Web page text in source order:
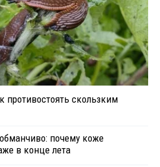
противостоять скользким
почему коже
в конце лета